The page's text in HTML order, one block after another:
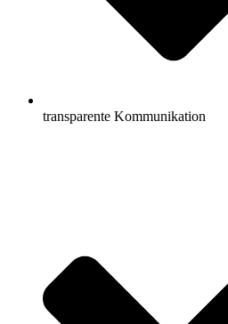
transparente Kommunikation